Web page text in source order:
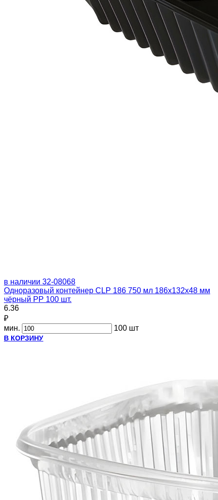
в наличии 32-08068
Одноразовый контейнер CLP 186 750 мл 186х132х48 мм
чёрный PP 100 шт.
6.36
₽
мин.
100 шт
В КОРЗИНУ